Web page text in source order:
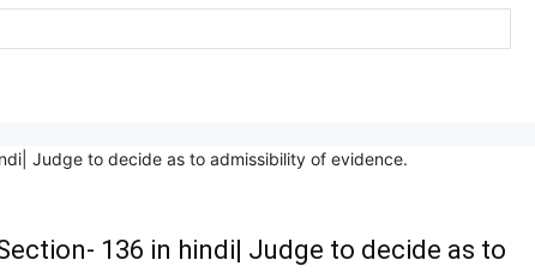
in hindi| Judge to decide as to admissibility of evidence.
Act Section- 136 in hindi| Judge to decide as to